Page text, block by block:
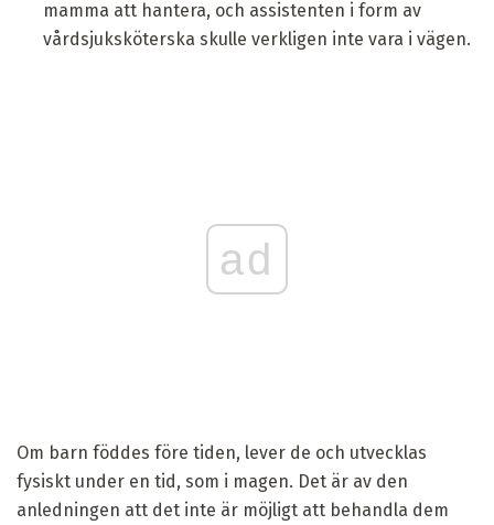
mamma att hantera, och assistenten i form av
vårdsjuksköterska skulle verkligen inte vara i vägen.
ad
Om barn föddes före tiden, lever de och utvecklas
fysiskt under en tid, som i magen. Det är av den
anledningen att det inte är möjligt att behandla dem